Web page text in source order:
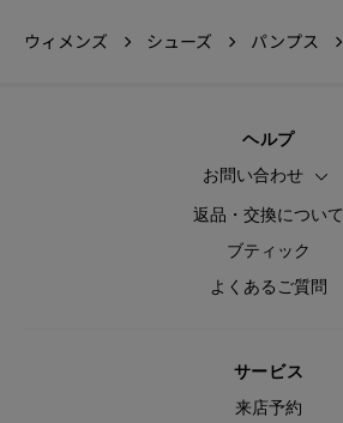
ウィメンズ シューズ パンプス
ヘルプ
お問い合わせ
返品・交換について
ブティック
よくあるご質問
サービス
来店予約